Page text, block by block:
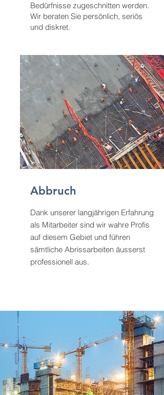
Bedürfnisse zugeschnitten werden.
Wir beraten Sie persönlich, seriös
und diskret.
Abbruch
Dank unserer langjährigen Erfahrung
als Mitarbeiter sind wir wahre Profis
auf diesem Gebiet und führen
sämtliche Abrissarbeiten äusserst
professionell aus.